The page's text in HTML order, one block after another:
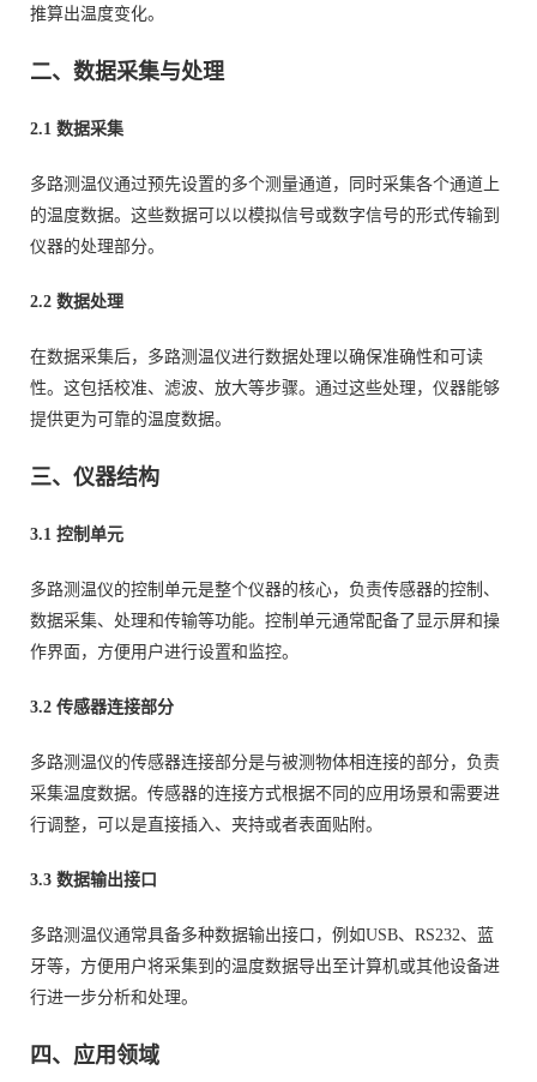
推算出温度变化。
二、数据采集与处理
2.1 数据采集
多路测温仪通过预先设置的多个测量通道，同时采集各个通道上
的温度数据。这些数据可以以模拟信号或数字信号的形式传输到
仪器的处理部分。
2.2 数据处理
在数据采集后，多路测温仪进行数据处理以确保准确性和可读
性。这包括校准、滤波、放大等步骤。通过这些处理，仪器能够
提供更为可靠的温度数据。
三、仪器结构
3.1 控制单元
多路测温仪的控制单元是整个仪器的核心，负责传感器的控制、
数据采集、处理和传输等功能。控制单元通常配备了显示屏和操
作界面，方便用户进行设置和监控。
3.2 传感器连接部分
多路测温仪的传感器连接部分是与被测物体相连接的部分，负责
采集温度数据。传感器的连接方式根据不同的应用场景和需要进
行调整，可以是直接插入、夹持或者表面贴附。
3.3 数据输出接口
多路测温仪通常具备多种数据输出接口，例如USB、RS232、蓝
牙等，方便用户将采集到的温度数据导出至计算机或其他设备进
行进一步分析和处理。
四、应用领域